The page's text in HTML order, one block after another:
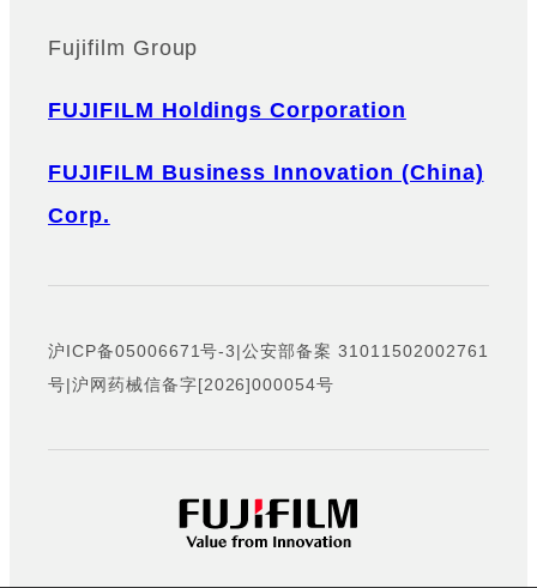
Fujifilm Group
FUJIFILM Holdings Corporation
FUJIFILM Business Innovation (China)
Corp.
沪ICP备05006671号-3|公安部备案 31011502002761
号|沪网药械信备字[2026]000054号